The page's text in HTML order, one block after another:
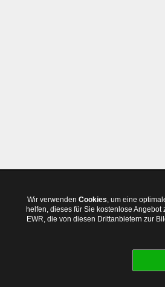
Wir verwenden Cookies, um eine
helfen, dieses für Sie kostenlose
EWR, die von diesen Drittanbietern zur